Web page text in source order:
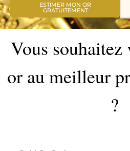
ESTIMER MON OR
GRATUITEMENT
Vous souhaitez
or au meilleur
?